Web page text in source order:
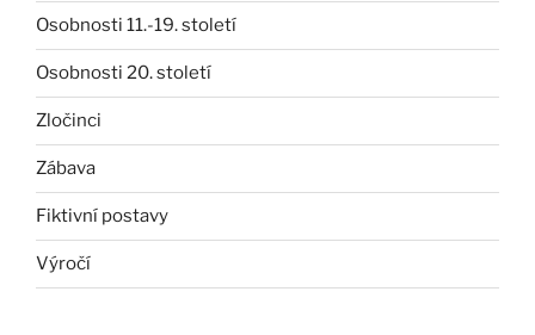
Osobnosti 11.-19. století
Osobnosti 20. století
Zločinci
Zábava
Fiktivní postavy
Výročí